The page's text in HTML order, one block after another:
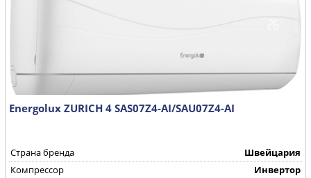
Energolux ZURICH 4 SAS07Z4-AI/SAU07Z4-AI
Страна бренда
Швейцария
Компрессор
Инвертор